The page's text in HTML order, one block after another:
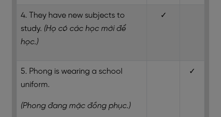
4. They have new subjects to
study. (Họ có các học mới để
học.)
✓
5. Phong is wearing a school
uniform.
(Phong đang mặc đồng phục.)
✓